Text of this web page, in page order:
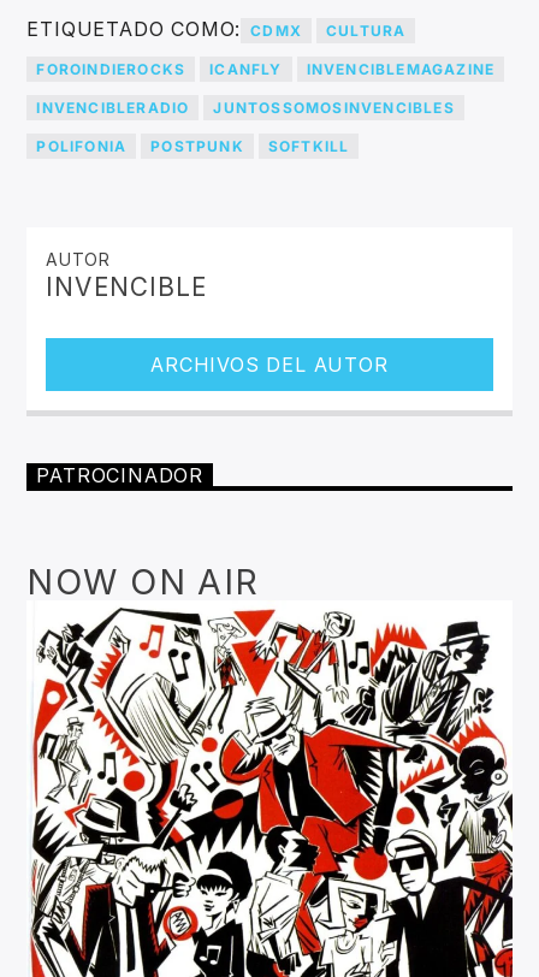
ETIQUETADO COMO: CDMX CULTURA
FOROINDIEROCKS ICANFLY INVENCIBLEMAGAZINE
INVENCIBLERADIO JUNTOSSOMOSINVENCIBLES
POLIFONIA POSTPUNK SOFTKILL
AUTOR
INVENCIBLE
ARCHIVOS DEL AUTOR
PATROCINADOR
NOW ON AIR